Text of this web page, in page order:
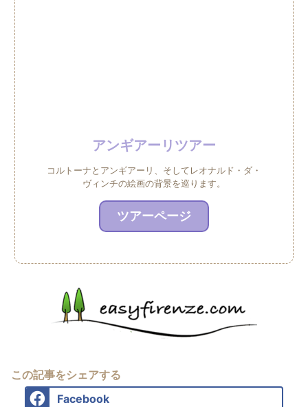
アンギアーリツアー
コルトーナとアンギアーリ、そしてレオナルド・ダ・
ヴィンチの絵画の背景を巡ります。
ツアーページ
この記事をシェアする
Facebook